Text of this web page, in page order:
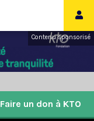
Contenu sponsorisé
Faire un don à KTO